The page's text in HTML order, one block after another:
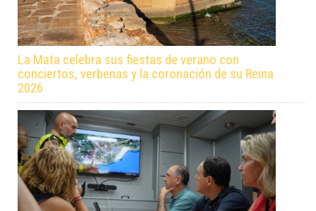
La Mata celebra sus fiestas de verano con
conciertos, verbenas y la coronación de su Reina
2026